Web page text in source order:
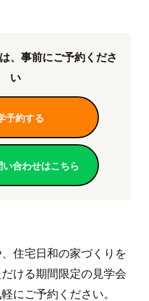
、事前にご予約くださ
い
予約する
い合わせはこちら
住宅日和の家づくりを
ける期間限定の見学会
にご予約ください。